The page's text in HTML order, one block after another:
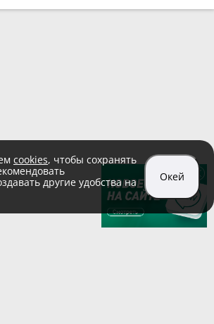
cookies, чтобы сохранять
другие удобства на
Окей